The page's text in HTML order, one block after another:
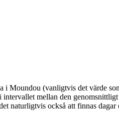
i Moundou (vanligtvis det värde
mellan den
naturligtvis också att finnas